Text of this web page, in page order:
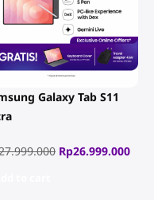
Galaxy Tab S11
Rp26.999.000